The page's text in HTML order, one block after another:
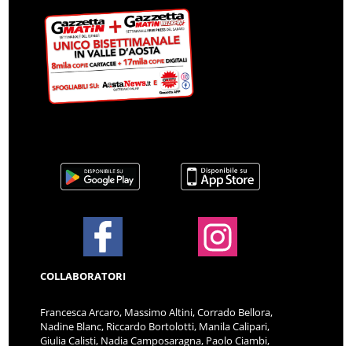
COLLABORATORI
Francesca Arcaro, Massimo Altini, Corrado Bellora,
Nadine Blanc, Riccardo Bortolotti, Manila Calipari,
Giulia Calisti, Nadia Camposaragna, Paolo Ciambi,